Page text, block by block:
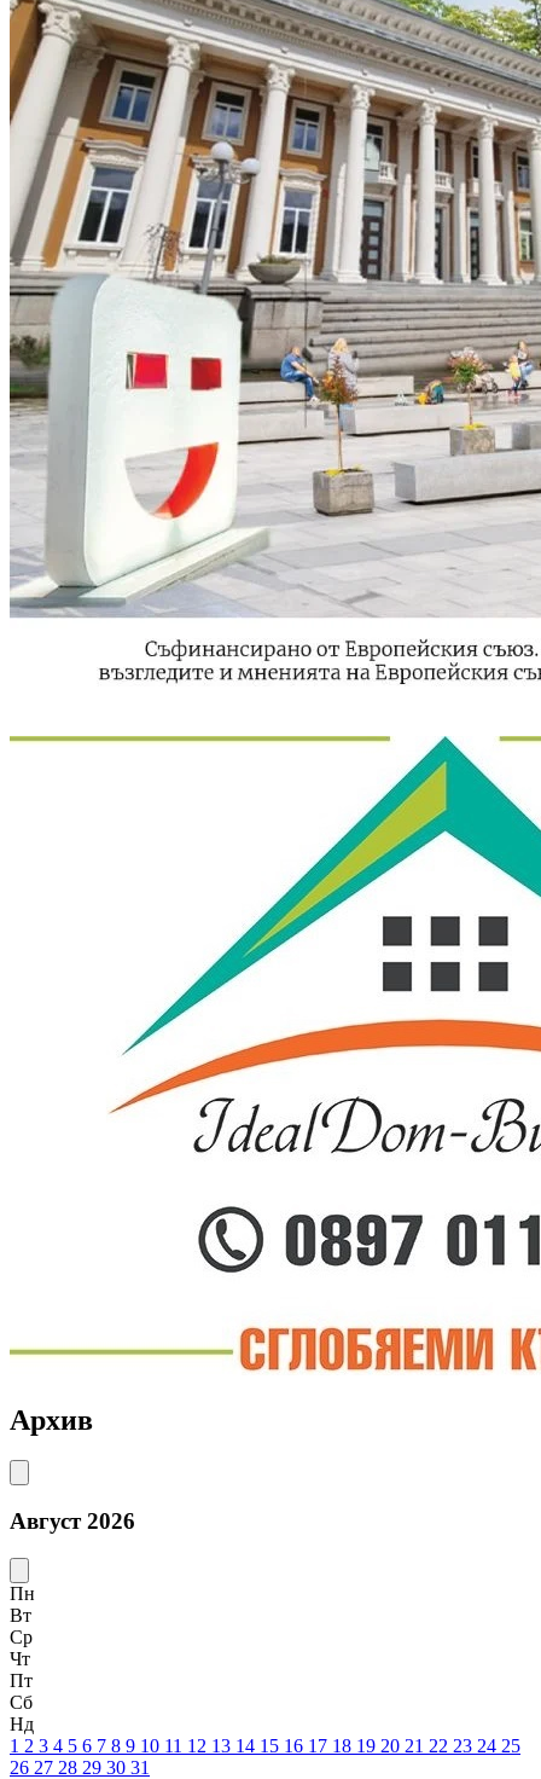
Архив
Август 2026
Пн
Вт
Ср
Чт
Пт
Сб
Нд
1 2 3 4 5 6 7 8 9 10 11 12 13 14 15 16 17 18 19 20 21 22 23 24 25
26 27 28 29 30 31